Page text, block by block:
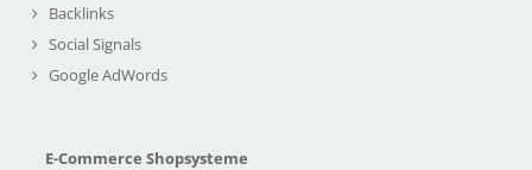
Backlinks
Social Signals
Google AdWords
E-Commerce Shopsysteme